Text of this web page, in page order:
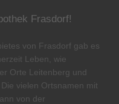
Frasdorf!
von Frasdorf gab es
Leben, wie
Orte Leitenberg und
vielen Ortsnamen mit
von der